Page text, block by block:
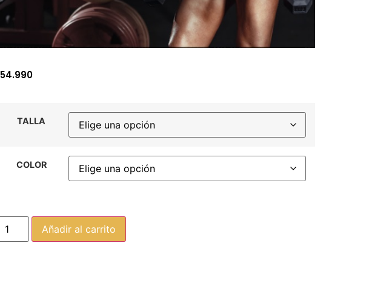
54.990
TALLA
COLOR
Añadir al carrito